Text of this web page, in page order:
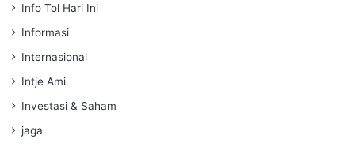
Info Tol Hari Ini
Informasi
Internasional
Intje Ami
Investasi & Saham
jaga